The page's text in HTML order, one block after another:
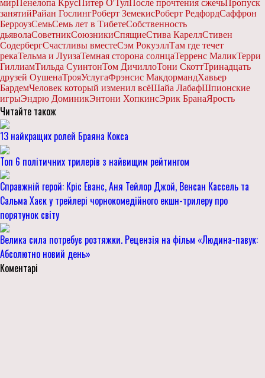
мирПенелопа КрусПитер О'ТулПосле прочтения сжечьПропуск
занятийРайан ГослингРоберт ЗемекисРоберт РедфордСаффрон
БерроузСемьСемь лет в ТибетеСобственность
дьяволаСоветникСоюзникиСпящиеСтива КареллСтивен
СодербергСчастливы вместеСэм РокуэллТам где течет
рекаТельма и ЛуизаТемная сторона солнцаТерренс МаликТерри
ГиллиамТильда СуинтонТом ДичиллоТони СкоттТринадцать
друзей ОушенаТрояУслугаФрэнсис МакдормандХавьер
БардемЧеловек который изменил всёШайа ЛабафШпионские
игрыЭндрю ДоминикЭнтони ХопкинсЭрик БранаЯрость
Читайте також
13 найкращих ролей Браяна Кокса
Топ 6 політичних трилерів з найвищим рейтингом
Справжній герой: Кріс Еванс, Аня Тейлор Джой, Венсан Кассель та
Сальма Хаєк у трейлері чорнокомедійного екшн-трилеру про
порятунок світу
Велика сила потребує розтяжки. Рецензія на фільм «Людина-павук:
Абсолютно новий день»
Коментарі